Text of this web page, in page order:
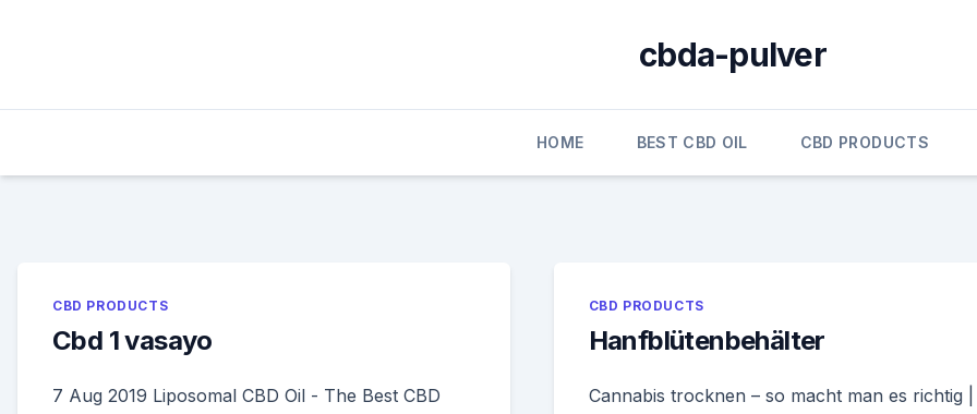
cbda-pulver
HOME BEST CBD OIL CBD PRODUCTS
CBD PRODUCTS
Cbd 1 vasayo
7 Aug 2019 Liposomal CBD Oil - The Best CBD
CBD PRODUCTS
Hanfblütenbehälter
Cannabis trocknen – so macht man es richtig |